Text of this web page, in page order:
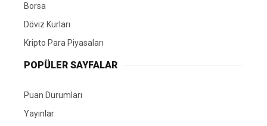
Borsa
Döviz Kurları
Kripto Para Piyasaları
POPÜLER SAYFALAR
Puan Durumları
Yayınlar